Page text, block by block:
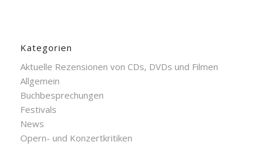
Kategorien
Aktuelle Rezensionen von CDs, DVDs und Filmen
Allgemein
Buchbesprechungen
Festivals
News
Opern- und Konzertkritiken